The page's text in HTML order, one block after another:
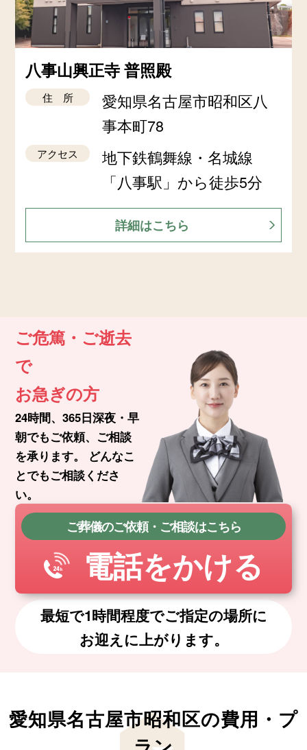
八事山興正寺 普照殿
住 所
愛知県名古屋市昭和区八
事本町78
アクセス
地下鉄鶴舞線・名城線
「八事駅」から徒歩5分
詳細はこちら
ご危篤・ご逝去
で
お急ぎの方
24時間、365日深夜・早
朝でもご依頼、ご相談
を承ります。
どんなこ
とでもご相談くださ
い。
ご葬儀のご依頼・ご相談はこちら
電話をかける
最短で1時間程度でご指定の場所に
お迎えに上がります。
愛知県名古屋市昭和区の費用・プ